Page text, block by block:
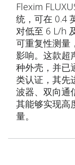
Flexim
统，可在 0.4
对低至 6 L/h
可重复性测量
影响。这款超
种外壳，并已
类认证，其先
波器、双向通
其能够实现高
量。